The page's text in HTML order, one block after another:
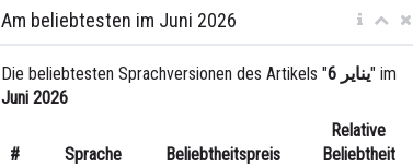
Am beliebtesten im Juni 2026
Die beliebtesten Sprachversionen des Artikels " 6 يناير" im
Juni 2026
# Sprache Beliebtheitspreis
Relative
Beliebtheit